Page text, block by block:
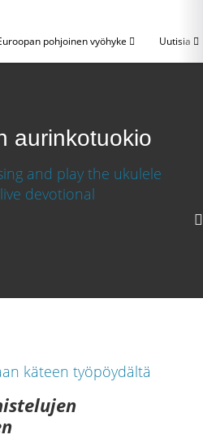
pohjoinen vyöhyke Uutisia
aurinkotuokio